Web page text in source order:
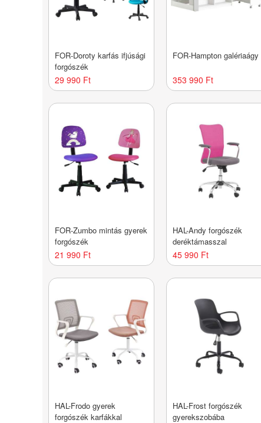
FOR-Doroty karfás ifjúsági
forgószék
29 990 Ft
FOR-Hampton galériaágy
353 990 Ft
FOR-Zumbo mintás gyerek
forgószék
21 990 Ft
HAL-Andy forgószék
deréktámasszal
45 990 Ft
HAL-Frodo gyerek
forgószék karfákkal
HAL-Frost forgószék
gyerekszobába